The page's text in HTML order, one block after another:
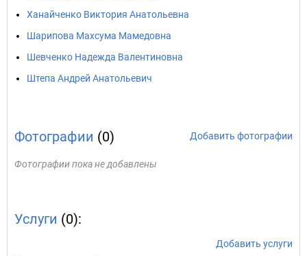
Ханайченко Виктория Анатольевна
Шарипова Махсума Мамедовна
Шевченко Надежда Валентиновна
Штепа Андрей Анатольевич
Фотографии (0) Добавить фотографии
Фотографии пока не добавлены
Услуги (0):
Добавить услуги